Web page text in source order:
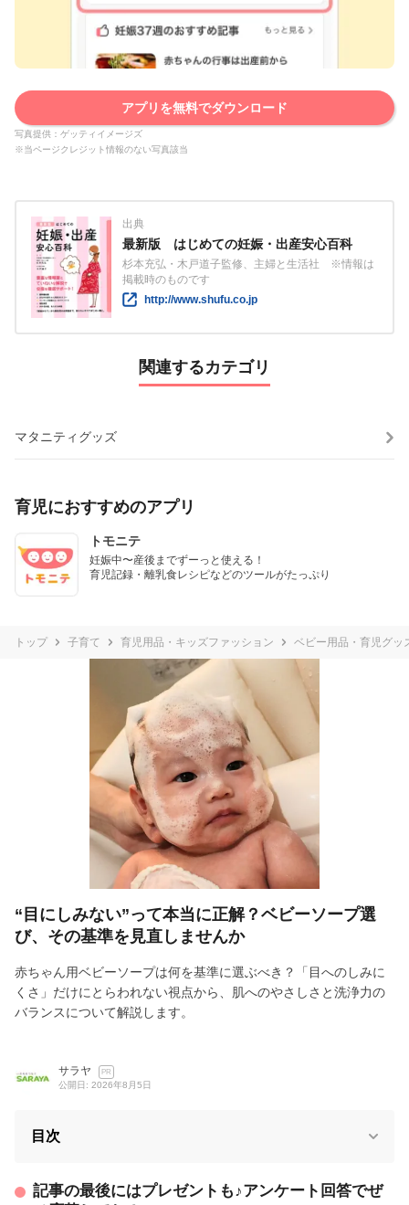
アプリを無料でダウンロード
写真提供：ゲッティイメージズ
※当ページクレジット情報のない写真該当
出典
最新版 はじめての妊娠・出産安心百科
杉本充弘・木戸道子監修、主婦と生活社 ※情報は
掲載時のものです
http://www.shufu.co.jp
関連するカテゴリ
マタニティグッズ
育児におすすめのアプリ
トモニテ
妊娠中〜産後までずーっと使える！
育児記録・離乳食レシピなどのツールがたっぷり
トップ 子育て 育児用品・キッズファッション ベビー用品・育児グッ
“目にしみない”って本当に正解？ベビーソープ選
び、その基準を見直しませんか
赤ちゃん用ベビーソープは何を基準に選ぶべき？「目へのしみに
くさ」だけにとらわれない視点から、肌へのやさしさと洗浄力の
バランスについて解説します。
サラヤ PR
公開日: 2026年8月5日
目次
記事の最後にはプレゼントも♪アンケート回答でぜ